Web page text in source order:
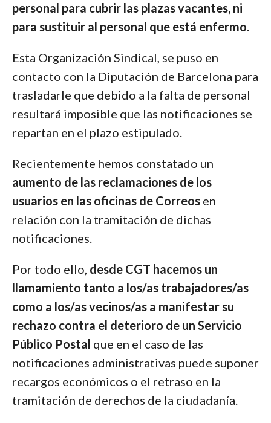
personal para cubrir las plazas vacantes, ni
para sustituir al personal que está enfermo.
Esta Organización Sindical, se puso en
contacto con la Diputación de Barcelona para
trasladarle que debido a la falta de personal
resultará imposible que las notificaciones se
repartan en el plazo estipulado.
Recientemente hemos constatado un
aumento de las reclamaciones de los
usuarios en las oficinas de Correosen
relación con la tramitación de dichas
notificaciones.
Por todo ello, desde CGT hacemos un
llamamiento tanto a los/as trabajadores/as
como a los/as vecinos/as a manifestar su
rechazo contra el deterioro de un Servicio
Público Postal que en el caso de las
notificaciones administrativas puede suponer
recargos económicos o el retraso en la
tramitación de derechos de la ciudadanía.